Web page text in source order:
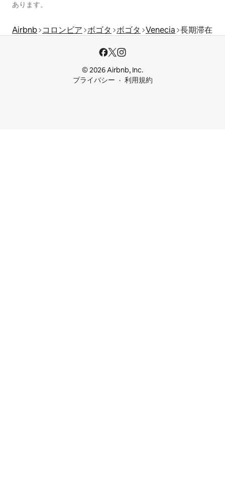
あります。
Airbnb コロンビア ボゴタ ボゴタ Venecia 長期滞在
© 2026 Airbnb, Inc.
プライバシー
利用規約